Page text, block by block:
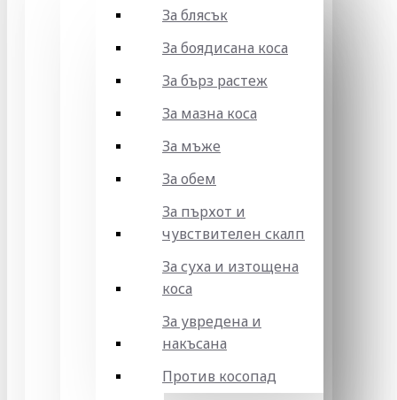
За блясък
За боядисана коса
За бърз растеж
За мазна коса
За мъже
За обем
За пърхот и
чувствителен скалп
За суха и изтощена
коса
За увредена и
накъсана
Против косопад